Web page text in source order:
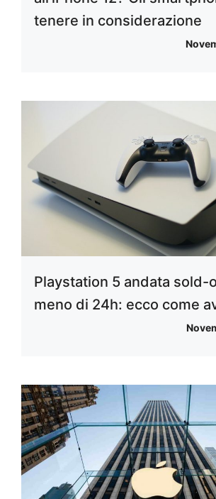
tenere in considerazione
Playstation 5 andata sold-
meno di 24h: ecco come